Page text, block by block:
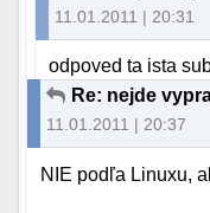
11.01.2011 | 20:31
odpoved ta ista
Re: nejde
11.01.2011 | 20:37
NIE podľa Linuxu,